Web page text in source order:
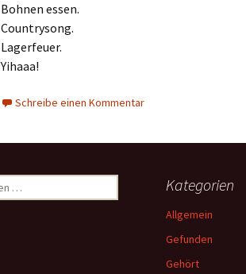
Bohnen essen.
Countrysong.
Lagerfeuer.
Yihaaa!
Schreibe einen Kommentar
Kategorien
Allgemein
Gefunden
Gehört